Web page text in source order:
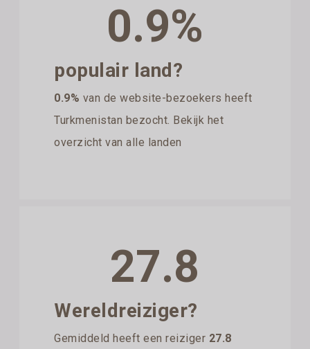
0.9%
populair land?
0.9% van de website-bezoekers heeft
Turkmenistan bezocht. Bekijk het
overzicht van alle landen
27.8
Wereldreiziger?
Gemiddeld heeft een reiziger 27.8